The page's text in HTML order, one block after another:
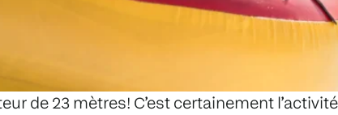
de 23 mètres! C’est certainement